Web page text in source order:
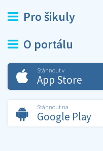
Pro šikuly
O portálu
Stáhnout v
App Store
Stáhnout na
Google Play